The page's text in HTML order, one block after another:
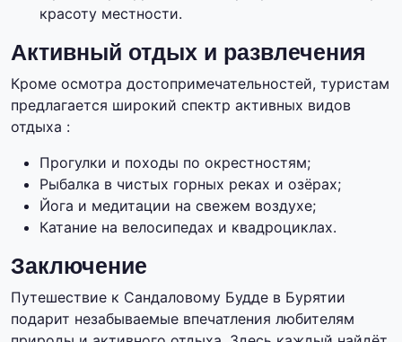
красоту местности.
Активный отдых и развлечения
Кроме осмотра достопримечательностей, туристам
предлагается широкий спектр активных видов
отдыха :
Прогулки и походы по окрестностям;
Рыбалка в чистых горных реках и озёрах;
Йога и медитации на свежем воздухе;
Катание на велосипедах и квадроциклах.
Заключение
Путешествие к Сандаловому Будде в Бурятии
подарит незабываемые впечатления любителям